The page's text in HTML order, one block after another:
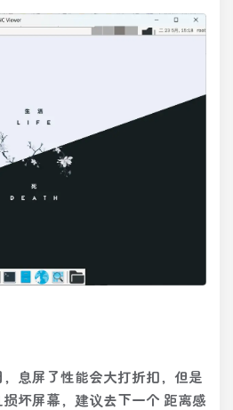
息屏了性能会大打折扣，但是
坏屏幕，建议去下一个 距离感